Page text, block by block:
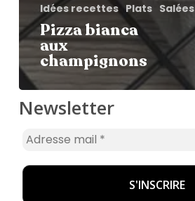
Idées recettes Plats Salées
Pizza bianca
aux
champignons
Newsletter